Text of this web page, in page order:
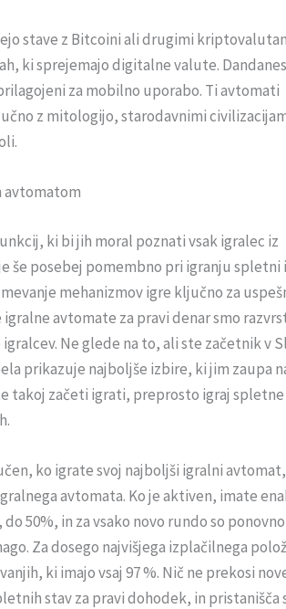
stave z Bitcoini ali drugimi
ki sprejemajo digitalne valute. Dandanes
za mobilno uporabo. Ti avtomati
z mitologijo, starodavnimi
avtomatom
ki bi jih moral poznati vsak igralec iz
še posebej pomembno pri igranju spletni
mehanizmov igre ključno za
avtomate za pravi denar smo
Ne glede na to, ali ste začetnik v
prikazuje najboljše izbire, ki jim zaupa
takoj začeti igrati, preprosto igraj
ko igrate svoj najboljši igralni
avtomata. Ko je aktiven, imate
50%, in za vsako novo rundo so ponovno
Za dosego najvišjega izplačilnega
ki imajo vsaj 97 %. Nič ne prekosi
stav za pravi dohodek, in pristanišča